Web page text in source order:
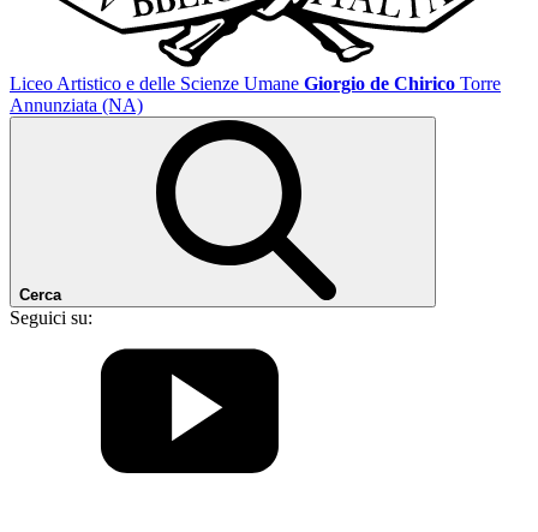
Liceo Artistico e delle Scienze Umane Giorgio de Chirico Torre
Annunziata (NA)
Cerca
Seguici su: